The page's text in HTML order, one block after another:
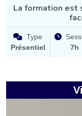
La formation est
Type
Présentiel
7h